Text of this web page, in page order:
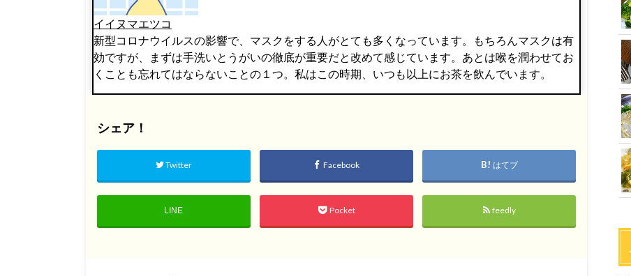
イイヌマエツコ
新型コロナウイルスの影響で、マスクをする人がとても多くなっています。もちろんマスクは有
効ですが、まずは手洗いとうがいの徹底が重要だと改めて感じています。あとは喉を潤わせてお
くことも忘れてはならないことの１つ。私はこの時期、いつも以上にお茶を飲んでいます。
シェア！
Twitter Facebook はてブ
LINE Pocket feedly